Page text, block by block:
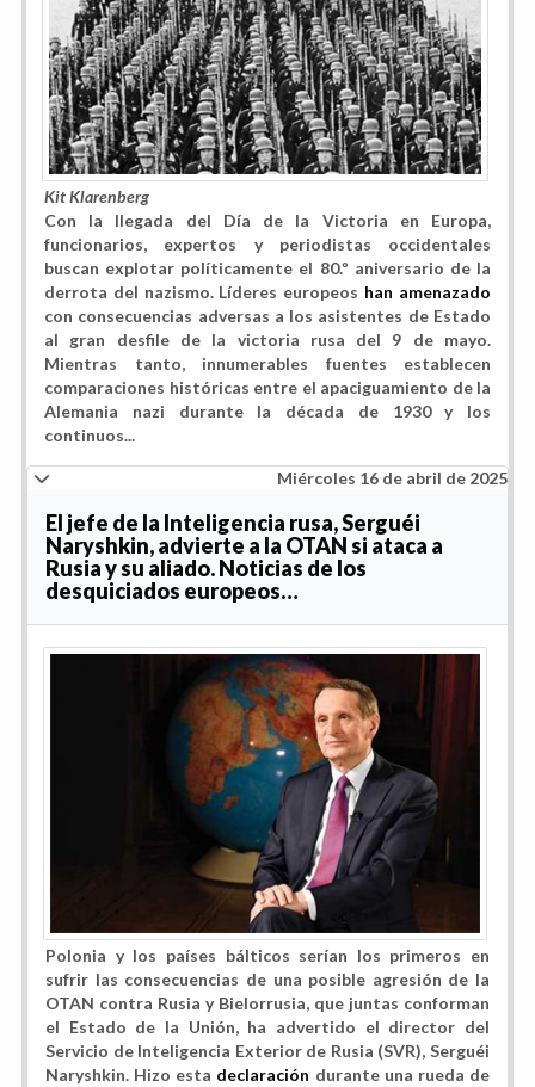
Kit Klarenberg
Con la llegada del Día de la Victoria en Europa,
funcionarios, expertos y periodistas occidentales
buscan explotar políticamente el 80.º aniversario de la
derrota del nazismo. Líderes europeos han amenazado
con consecuencias adversas a los asistentes de Estado
al gran desfile de la victoria rusa del 9 de mayo.
Mientras tanto, innumerables fuentes establecen
comparaciones históricas entre el apaciguamiento de la
Alemania nazi durante la década de 1930 y los
continuos...
Miércoles 16 de abril de 2025
El jefe de la Inteligencia rusa, Serguéi
Naryshkin, advierte a la OTAN si ataca a
Rusia y su aliado. Noticias de los
desquiciados europeos…
Polonia y los países bálticos serían los primeros en
sufrir las consecuencias de una posible agresión de la
OTAN contra Rusia y Bielorrusia, que juntas conforman
el Estado de la Unión, ha advertido el director del
Servicio de Inteligencia Exterior de Rusia (SVR), Serguéi
Naryshkin. Hizo esta declaración durante una rueda de